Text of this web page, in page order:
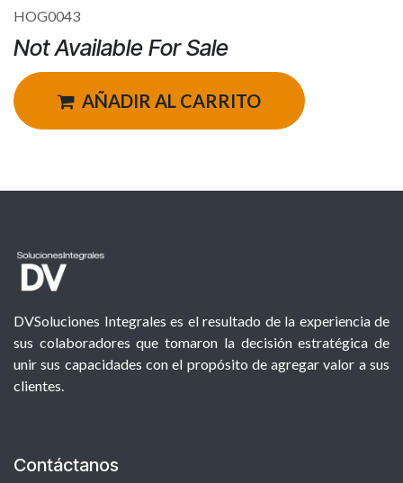
HOG0043
Not Available For Sale
AÑADIR AL CARRITO
DVSoluciones Integrales es el resultado de la experiencia de
sus colaboradores que tomaron la decisión estratégica de
unir sus capacidades con el propósito de agregar valor a sus
clientes.
Contáctanos